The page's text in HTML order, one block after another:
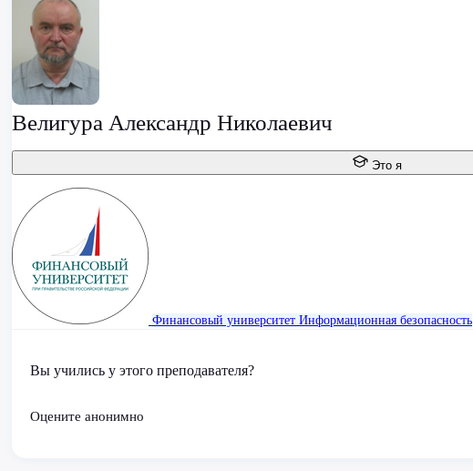
Велигура Александр Николаевич
Это я
Финансовый университет Информационная безопасность
Вы учились у этого преподавателя?
Оцените анонимно